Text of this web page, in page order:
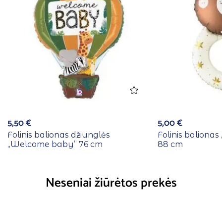
5,50€
Folinis balionas džiunglės
,,Welcome baby” 76 cm
5,00€
Folinis balionas
88 cm
Neseniai žiūrėtos prekės